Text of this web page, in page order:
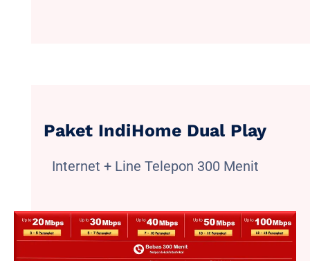
Paket IndiHome Dual Play
Internet + Line Telepon 300 Menit